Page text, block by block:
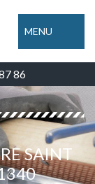
MENU
86
SAINT